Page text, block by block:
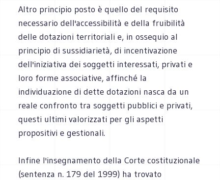
Altro principio posto è quello del requisito
necessario dell'accessibilità e della fruibilità
delle dotazioni territoriali e, in ossequio al
principio di sussidiarietà, di incentivazione
dell'iniziativa dei soggetti interessati, privati e
loro forme associative, affinché la
individuazione di dette dotazioni nasca da un
reale confronto tra soggetti pubblici e privati,
questi ultimi valorizzati per gli aspetti
propositivi e gestionali.
Infine l'insegnamento della Corte costituzionale
(sentenza n. 179 del 1999) ha trovato